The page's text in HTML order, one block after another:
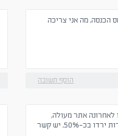
הכנסה, מה אני צריכה
הוסף תשובה
לאחרונה אתר מעולה,
ופחות השקענו בדף פייסבוק, בחודש האחרון המכירות ירדו בכ-50%, יש קשר